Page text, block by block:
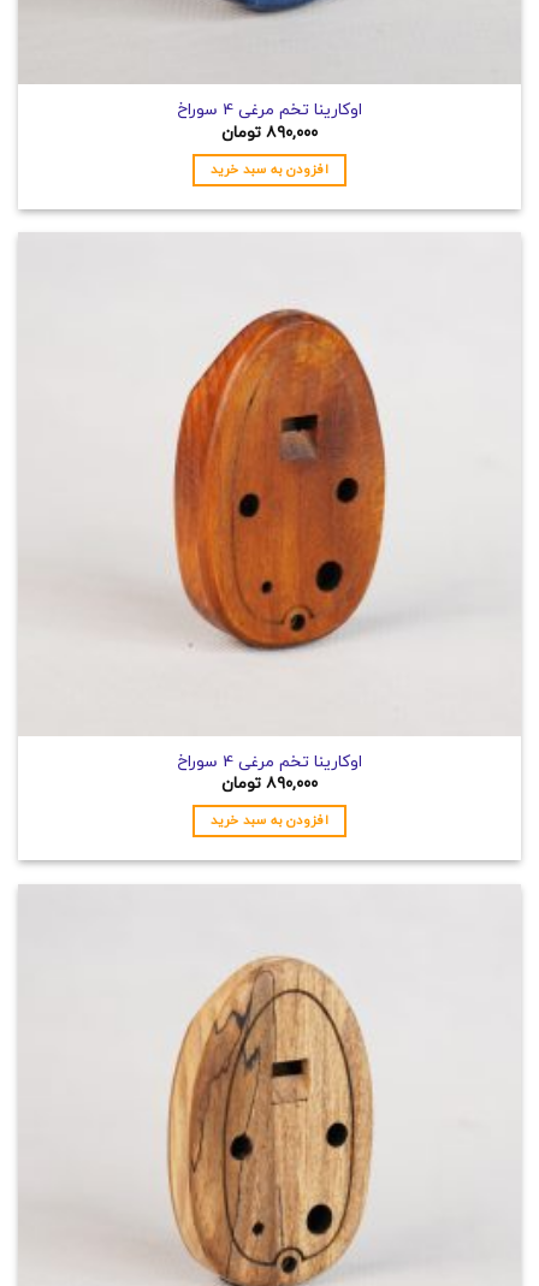
اوکارینا تخم مرغی 4 سوراخ
۸۹۰,۰۰۰ تومان
افزودن به سبد خرید
اوکارینا تخم مرغی 4 سوراخ
۸۹۰,۰۰۰ تومان
افزودن به سبد خرید